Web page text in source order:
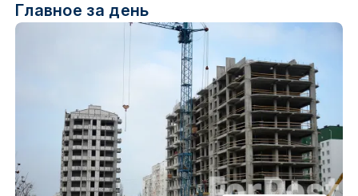
Главное за день